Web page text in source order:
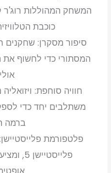
המשחק המהוללות רוג'ר
כוכבת
סיפור מסקרן: שחקנים
המסתורי כדי לחשוף את
חוויה סוחפת:
משתלבים יחד כדי
ברמה
פלטפורמת